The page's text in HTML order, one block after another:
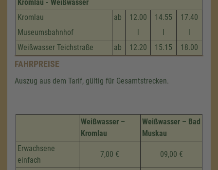
Kromlau - Weißwasser
Kromlau
ab 12.00 14.55
17.40
Museumsbahnhof
l l
l
Weißwasser Teichstraße
ab 12.20 15.15 18.00
FAHRPREISE
Auszug aus dem Tarif, gültig für Gesamtstrecken.
Weißwasser –
Kromlau
Weißwasser – Bad
Muskau
Erwachsene
einfach
7,00 € 09,00 €